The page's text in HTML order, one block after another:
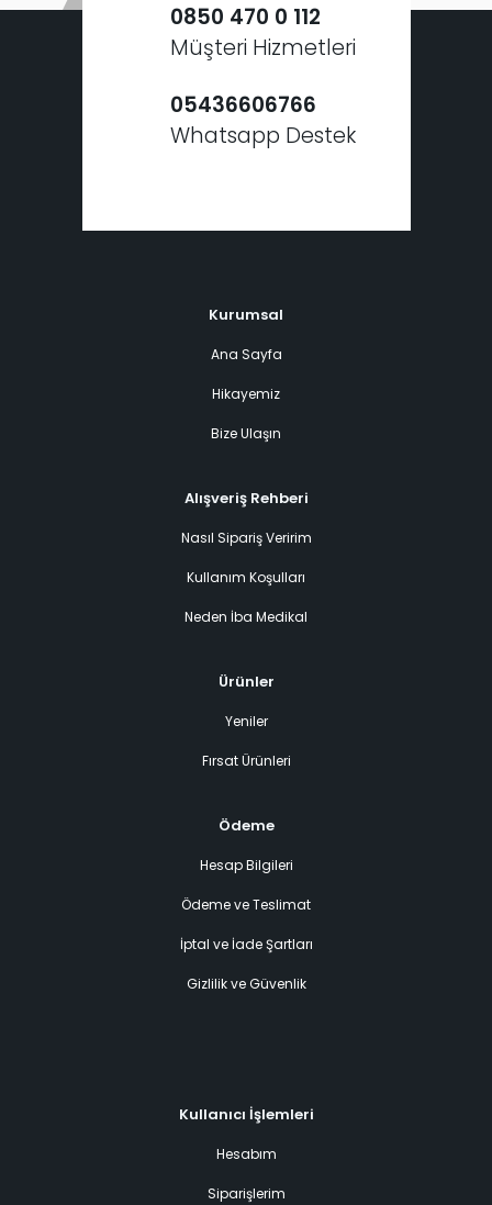
0850 470 0 112
Müşteri Hizmetleri
05436606766
Whatsapp Destek
Kurumsal
Ana Sayfa
Hikayemiz
Bize Ulaşın
Alışveriş Rehberi
Nasıl Sipariş Veririm
Kullanım Koşulları
Neden İba Medikal
Ürünler
Yeniler
Fırsat Ürünleri
Ödeme
Hesap Bilgileri
Ödeme ve Teslimat
İptal ve İade Şartları
Gizlilik ve Güvenlik
Kullanıcı İşlemleri
Hesabım
Siparişlerim